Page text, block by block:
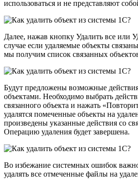
использоваться и не представляют
Далее, нажав кнопку Удалить все или
случае если удаляемые объекты
мы получим список связанных
Будут предложены возможные
объектами. Необходимо выбрать
связанного объекта и нажать
удалятся помеченные объекты на
произведены указанные действия со
Операцию удаления будет завершена.
Во избежание системных ошибок
удалять все отмеченные файлы на